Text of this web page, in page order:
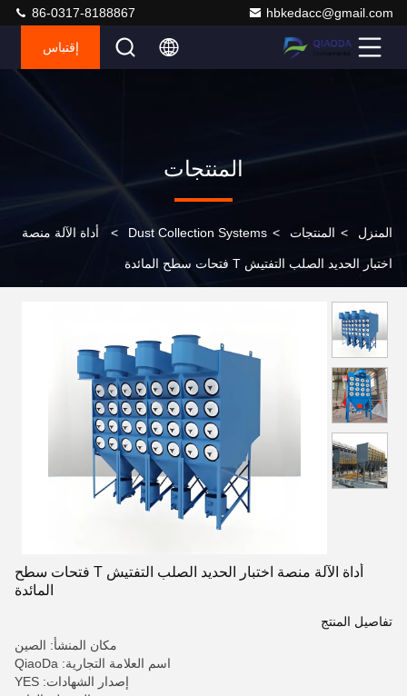
hbkedacc@gmail.com
86-0317-8188867
إقتباس
المنتجات
المنزل > المنتجات >
Dust Collection Systems
> أداة الآلة منصة
اختبار الحديد الصلب التفتيش T فتحات سطح المائدة
أداة الآلة منصة اختبار الحديد الصلب التفتيش T فتحات سطح
المائدة
تفاصيل المنتج
مكان المنشأ: الصين
اسم العلامة التجارية: QiaoDa
إصدار الشهادات: YES